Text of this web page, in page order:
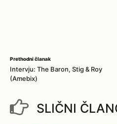
Prethodni članak
Intervju: The Baron, Stig & Roy
(Amebix)
SLIČNI